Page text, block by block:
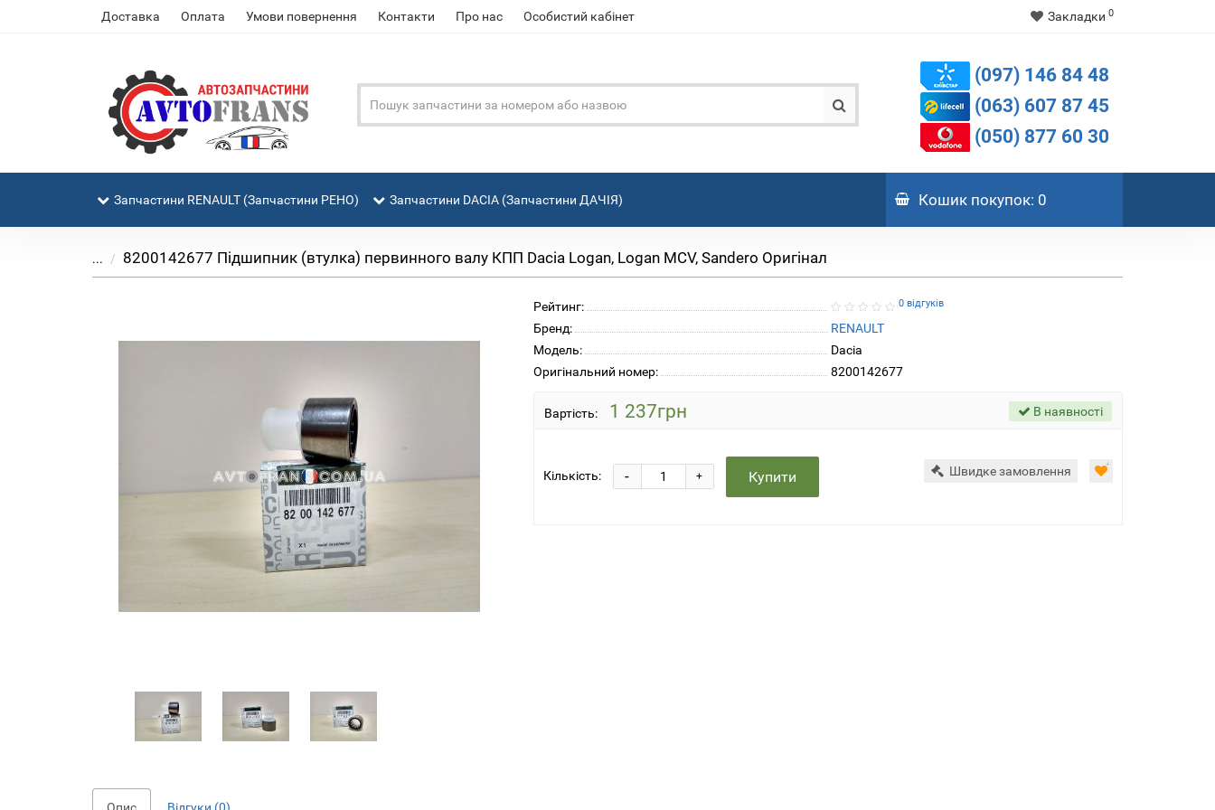
Доставка Оплата Умови повернення Контакти Про нас Особистий кабінет Закладки 0
(097) 146 84 48
(063) 607 87 45
(050) 877 60 30
Запчастини RENAULT (Запчастини РЕНО) Запчастини DACIA (Запчастини ДАЧІЯ) Кошикпокупок: 0
... 8200142677 Підшипник (втулка) первинного валу КПП Dacia Logan, Logan MCV, Sandero Оригінал
Рейтинг: 0 відгуків
Бренд:
RENAULT
Модель:
Dacia
Оригінальний номер:
8200142677
Вартість: 1 237грн В наявності
Кількість: +
- Купити Швидке замовлення
Опис Відгуки (0)